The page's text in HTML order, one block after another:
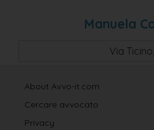
Manuela
Via Ticino,
About Avvo-it.com
Cercare avvocato
Privacy